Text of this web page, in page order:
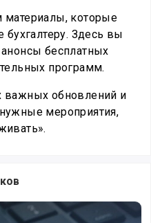
материалы, которые
бухгалтеру. Здесь вы
бесплатных
программ.
важных обновлений и
мероприятия,